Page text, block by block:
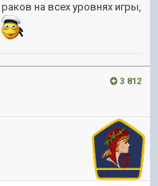
на всех уровнях игры,
3 812